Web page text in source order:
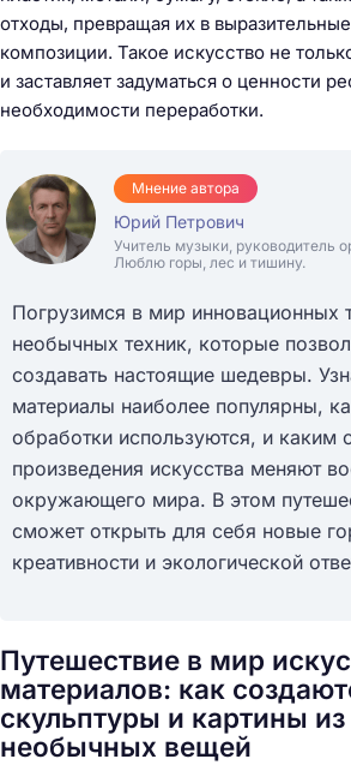
отходы, превращая их в
композиции. Такое искусство не
и заставляет задуматься о ценности
необходимости переработки.
Мнение автора
Юрий Петрович
Учитель музыки, руководитель
Люблю горы, лес и тишину.
Погрузимся в мир инновационных
необычных техник, которые
создавать настоящие шедевры.
материалы наиболее популярны,
обработки используются, и каким
произведения искусства меняют
окружающего мира. В этом
сможет открыть для себя новые
креативности и экологической
Путешествие в мир
материалов: как
скульптуры и картины из
необычных вещей